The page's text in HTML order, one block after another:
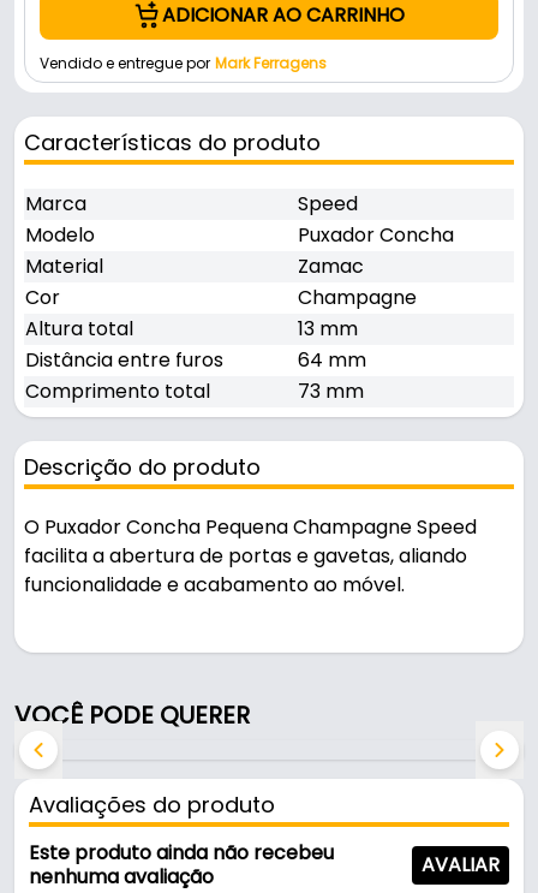
ADICIONAR AO CARRINHO
Vendido e entregue por Mark Ferragens
Características do produto
Marca
Speed
Modelo
Puxador Concha
Material
Zamac
Cor
Champagne
Altura total
13 mm
Distância entre furos
64 mm
Comprimento total
73 mm
Descrição do produto
O Puxador Concha Pequena Champagne Speed
facilita a abertura de portas e gavetas, aliando
funcionalidade e acabamento ao móvel.
Fabricado em Zamac, é resistente e durável no uso
diário.
Características:
- Marca: Speed
- Modelo: Puxador Concha
- Material: Zamac
VOCÊ PODE QUERER
Avaliações do produto
Este produto ainda não recebeu
nenhuma avaliação
AVALIAR